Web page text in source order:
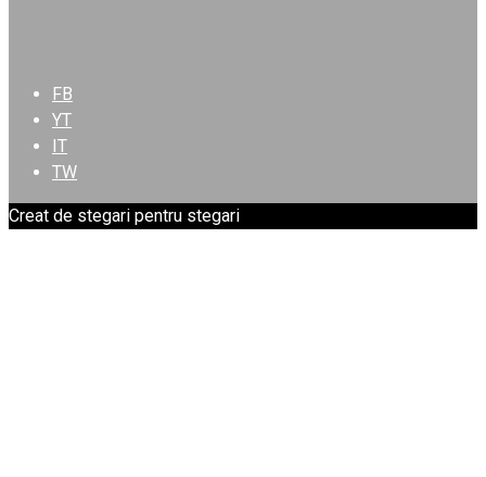
FB
YT
IT
TW
Creat de stegari pentru stegari